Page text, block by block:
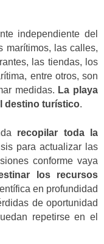
independiente del
marítimos, las calles,
las tiendas, los
entre otros, son
medidas. La playa
destino turístico.
recopilar toda la
para actualizar las
conforme vaya
los recursos
en profundidad
de oportunidad
repetirse en el